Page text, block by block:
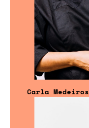
Carla Medeiros